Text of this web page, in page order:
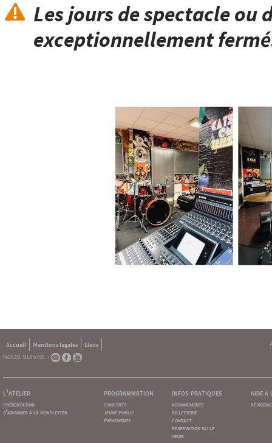
Les jours de spectacle ou
exceptionnellement
Accueil Mentions légales
Liens
NOUS SUIVRE :
l'atelier
présentation
s'abonner à la newsletter
programmation
concerts
jeune public
événements
infos pratiques
abonnements
billetterie
contact
reservation salle
venir
aide